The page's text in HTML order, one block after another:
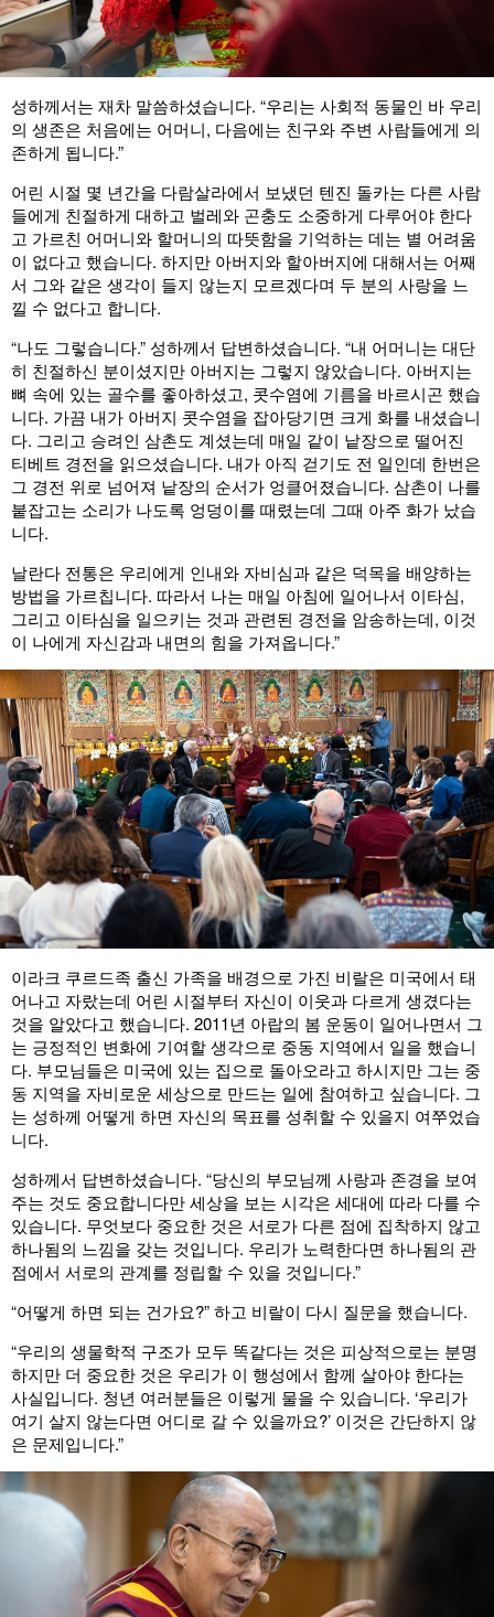
성하께서는 재차 말씀하셨습니다. “우리는 사회적 동물인 바 우리
의 생존은 처음에는 어머니, 다음에는 친구와 주변 사람들에게 의
존하게 됩니다.”
어린 시절 몇 년간을 다람살라에서 보냈던 텐진 돌카는 다른 사람
들에게 친절하게 대하고 벌레와 곤충도 소중하게 다루어야 한다
고 가르친 어머니와 할머니의 따뜻함을 기억하는 데는 별 어려움
이 없다고 했습니다. 하지만 아버지와 할아버지에 대해서는 어째
서 그와 같은 생각이 들지 않는지 모르겠다며 두 분의 사랑을 느
낄 수 없다고 합니다.
“나도 그렇습니다.” 성하께서 답변하셨습니다. “내 어머니는 대단
히 친절하신 분이셨지만 아버지는 그렇지 않았습니다. 아버지는
뼈 속에 있는 골수를 좋아하셨고, 콧수염에 기름을 바르시곤 했습
니다. 가끔 내가 아버지 콧수염을 잡아당기면 크게 화를 내셨습니
다. 그리고 승려인 삼촌도 계셨는데 매일 같이 낱장으로 떨어진
티베트 경전을 읽으셨습니다. 내가 아직 걷기도 전 일인데 한번은
그 경전 위로 넘어져 낱장의 순서가 엉클어졌습니다. 삼촌이 나를
붙잡고는 소리가 나도록 엉덩이를 때렸는데 그때 아주 화가 났습
니다.
날란다 전통은 우리에게 인내와 자비심과 같은 덕목을 배양하는
방법을 가르칩니다. 따라서 나는 매일 아침에 일어나서 이타심,
그리고 이타심을 일으키는 것과 관련된 경전을 암송하는데, 이것
이 나에게 자신감과 내면의 힘을 가져옵니다.”
이라크 쿠르드족 출신 가족을 배경으로 가진 비랄은 미국에서 태
어나고 자랐는데 어린 시절부터 자신이 이웃과 다르게 생겼다는
것을 알았다고 했습니다. 2011년 아랍의 봄 운동이 일어나면서 그
는 긍정적인 변화에 기여할 생각으로 중동 지역에서 일을 했습니
다. 부모님들은 미국에 있는 집으로 돌아오라고 하시지만 그는 중
동 지역을 자비로운 세상으로 만드는 일에 참여하고 싶습니다. 그
는 성하께 어떻게 하면 자신의 목표를 성취할 수 있을지 여쭈었습
니다.
성하께서 답변하셨습니다. “당신의 부모님께 사랑과 존경을 보여
주는 것도 중요합니다만 세상을 보는 시각은 세대에 따라 다를 수
있습니다. 무엇보다 중요한 것은 서로가 다른 점에 집착하지 않고
하나됨의 느낌을 갖는 것입니다. 우리가 노력한다면 하나됨의 관
점에서 서로의 관계를 정립할 수 있을 것입니다.”
“어떻게 하면 되는 건가요?” 하고 비랄이 다시 질문을 했습니다.
“우리의 생물학적 구조가 모두 똑같다는 것은 피상적으로는 분명
하지만 더 중요한 것은 우리가 이 행성에서 함께 살아야 한다는
사실입니다. 청년 여러분들은 이렇게 물을 수 있습니다. ‘우리가
여기 살지 않는다면 어디로 갈 수 있을까요?’ 이것은 간단하지 않
은 문제입니다.”